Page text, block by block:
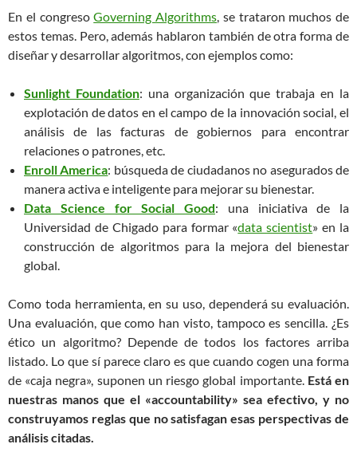
En el congresoGoverning Algorithms, se trataron muchos de
estos temas. Pero, además hablaron también de otra forma de
diseñar y desarrollar algoritmos, con ejemplos como:
Sunlight Foundation: una organización que trabaja en la
explotación de datos en el campo de la innovación social, el
análisis de las facturas de gobiernos para encontrar
relaciones o patrones, etc.
Enroll America: búsqueda de ciudadanos no asegurados de
manera activa e inteligente para mejorar su bienestar.
Data Science for Social Good: una iniciativa de la
Universidad de Chigado para formar «data scientist» en la
construcción de algoritmos para la mejora del bienestar
global.
Como toda herramienta, en su uso, dependerá su evaluación.
Una evaluación, que como han visto, tampoco es sencilla. ¿Es
ético un algoritmo? Depende de todos los factores arriba
listado. Lo que sí parece claro es que cuando cogen una forma
de «caja negra», suponen un riesgo global importante. Está en
nuestras manos que el «accountability» sea efectivo, y no
construyamos reglas que no satisfagan esas perspectivas de
análisis citadas.